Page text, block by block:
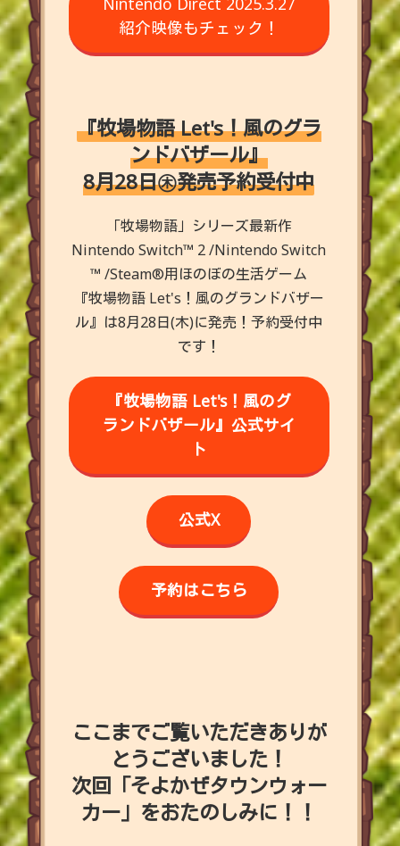
紹介映像もチェック！
『牧場物語 Let's！風のグラ
ンドバザール』
8月28日㊍発売予約受付中
「牧場物語」シリーズ最新作
Nintendo Switch™ 2 /Nintendo Switch
™ /Steam®用ほのぼの生活ゲーム
『牧場物語 Let's！風のグランドバザー
ル』は8月28日(木)に発売！予約受付中
です！
『牧場物語 Let's！風のグ
ランドバザール』 公式サイ
ト
公式X
予約はこちら
ここまでご覧いただきありが
とうございました！
次回「そよかぜタウンウォー
カー」をおたのしみに！！